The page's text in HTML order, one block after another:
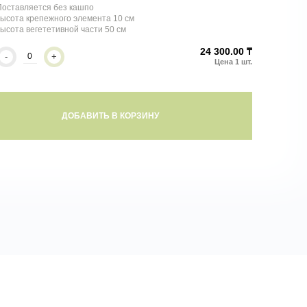
без кашпо
крепежного элемента 10 см
вегететивной части 50 см
- + 24 300.00 ₸
ДОБАВИТЬ В КОРЗИНУ